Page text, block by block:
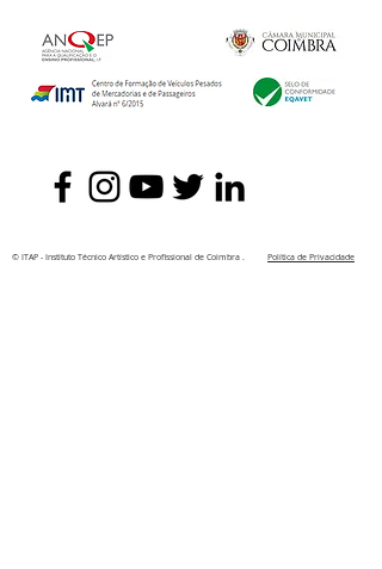
© ITAP - Instituto Técnico Artístico e Profissional de Coimbra . Política de Privacidade